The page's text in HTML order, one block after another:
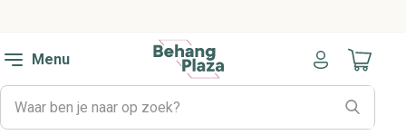
Menu
Naar